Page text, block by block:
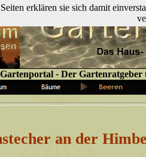
- Der Gartenratgeber
an der
erklären sie sich damit